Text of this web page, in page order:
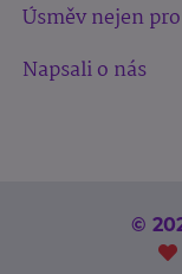
Úsměv nejen
Napsali o nás
©